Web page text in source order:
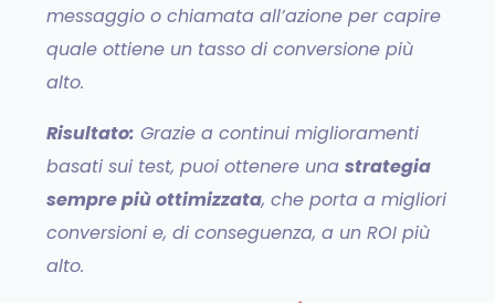
messaggio o chiamata all’azione per capire
quale ottiene un tasso di conversione più
alto.
Risultato: Grazie a continui miglioramenti
basati sui test, puoi ottenere unastrategia
sempre più ottimizzata, che porta a migliori
conversioni e, di conseguenza, a un ROI più
alto.